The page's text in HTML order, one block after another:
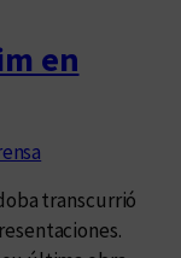
en
transcurrió